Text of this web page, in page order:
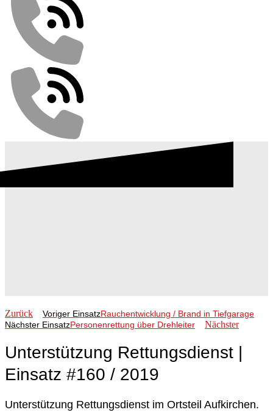
Zurück Voriger EinsatzRauchentwicklung / Brand in Tiefgarage
Nächster EinsatzPersonenrettung über Drehleiter Nächster
Unterstützung Rettungsdienst |
Einsatz #160 / 2019
Unterstützung Rettungsdienst im Ortsteil Aufkirchen.